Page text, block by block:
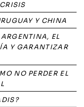
Y CHINA
EL
Y GARANTIZAR
NO PERDER EL